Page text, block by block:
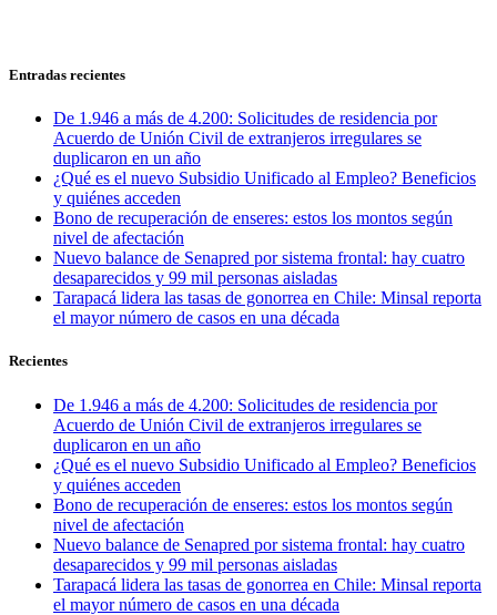
Entradas recientes
De 1.946 a más de 4.200: Solicitudes de residencia por
Acuerdo de Unión Civil de extranjeros irregulares se
duplicaron en un año
¿Qué es el nuevo Subsidio Unificado al Empleo? Beneficios
y quiénes acceden
Bono de recuperación de enseres: estos los montos según
nivel de afectación
Nuevo balance de Senapred por sistema frontal: hay cuatro
desaparecidos y 99 mil personas aisladas
Tarapacá lidera las tasas de gonorrea en Chile: Minsal reporta
el mayor número de casos en una década
Recientes
De 1.946 a más de 4.200: Solicitudes de residencia por
Acuerdo de Unión Civil de extranjeros irregulares se
duplicaron en un año
¿Qué es el nuevo Subsidio Unificado al Empleo? Beneficios
y quiénes acceden
Bono de recuperación de enseres: estos los montos según
nivel de afectación
Nuevo balance de Senapred por sistema frontal: hay cuatro
desaparecidos y 99 mil personas aisladas
Tarapacá lidera las tasas de gonorrea en Chile: Minsal reporta
el mayor número de casos en una década